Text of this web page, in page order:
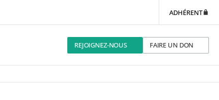
ADHÉRENT
REJOIGNEZ-NOUS FAIRE UN DON